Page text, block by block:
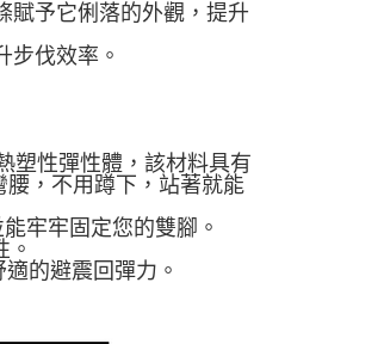
賦予它俐落的外觀，提升
步伐效率。
塑性彈性體，該材料具有
，不用蹲下，站著就能
牢牢固定您的雙腳。
的避震回彈力。